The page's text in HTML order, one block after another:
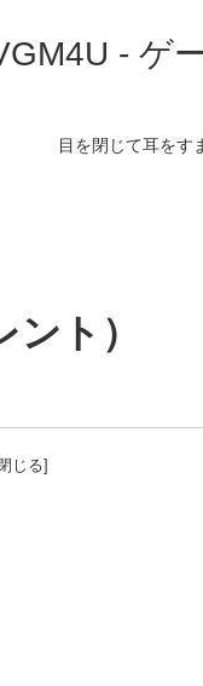
- ゲ
目を閉じて耳をす
ト）